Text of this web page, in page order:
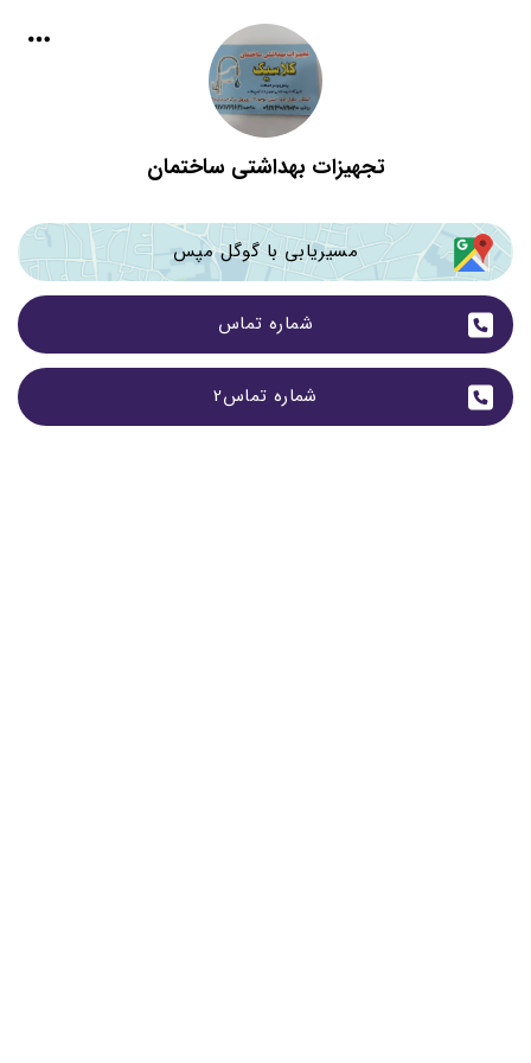
تجهیزات بهداشتی ساختمان
مسیریابی با گوگل مپس
شماره تماس
شماره تماس2